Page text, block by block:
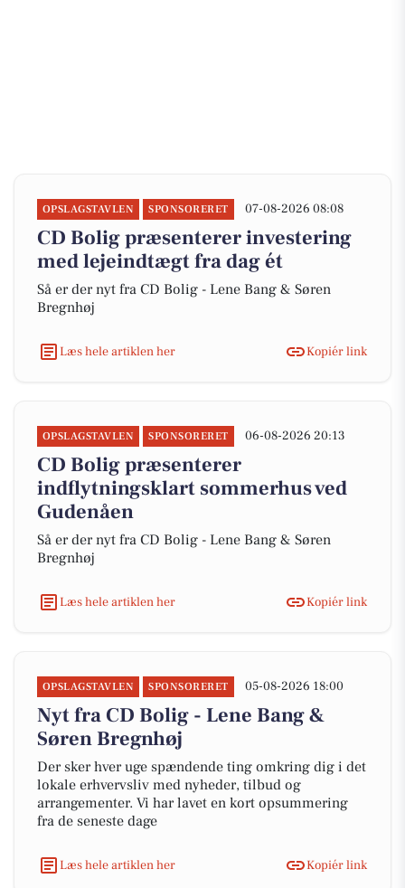
OPSLAGSTAVLEN SPONSORERET 07-08-2026 08:08
CD Bolig præsenterer investering
med lejeindtægt fra dag ét
Så er der nyt fra CD Bolig - Lene Bang & Søren
Bregnhøj
Læs hele artiklen her Kopiér link
OPSLAGSTAVLEN SPONSORERET 06-08-2026 20:13
CD Bolig præsenterer
indflytningsklart sommerhus ved
Gudenåen
Så er der nyt fra CD Bolig - Lene Bang & Søren
Bregnhøj
Læs hele artiklen her Kopiér link
OPSLAGSTAVLEN SPONSORERET 05-08-2026 18:00
Nyt fra CD Bolig - Lene Bang &
Søren Bregnhøj
Der sker hver uge spændende ting omkring dig i det
lokale erhvervsliv med nyheder, tilbud og
arrangementer. Vi har lavet en kort opsummering
fra de seneste dage
Læs hele artiklen her Kopiér link